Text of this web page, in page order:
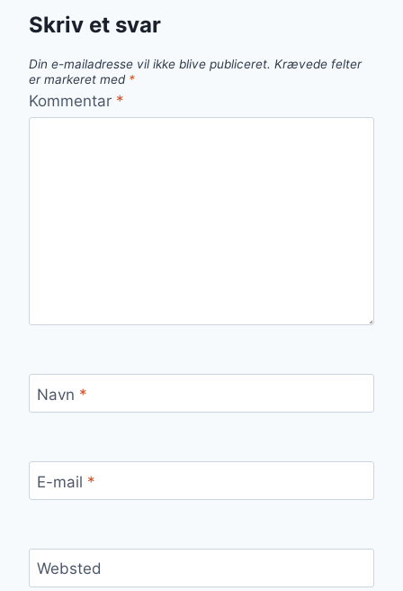
Skriv et svar
Din e-mailadresse vil ikke blive publiceret. Krævede felter
er markeret med *
Kommentar *
Navn *
E-mail *
Websted